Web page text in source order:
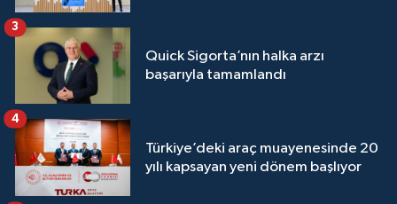
Quick Sigorta’nın halka arzı
başarıyla tamamlandı
3
Türkiye’deki araç muayenesinde 20
yılı kapsayan yeni dönem başlıyor
4